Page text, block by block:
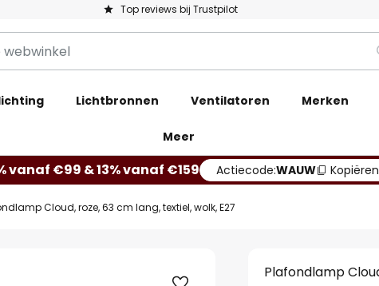
Top reviews bij Trustpilot
Lichtbronnen Ventilatoren Merken
Meer
vanaf €99 & 13% vanaf €159 Actiecode:WAUW Kopiëren
Cloud, roze, 63 cm lang, textiel, wolk, E27
Plafondlamp